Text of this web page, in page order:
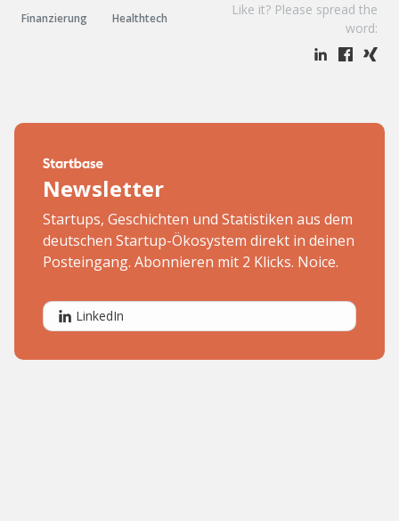
Finanzierung Healthtech
Like it? Please spread the
word:
Newsletter
Startups, Geschichten und Statistiken aus dem
deutschen Startup-Ökosystem direkt in deinen
Posteingang. Abonnieren mit 2 Klicks. Noice.
LinkedIn